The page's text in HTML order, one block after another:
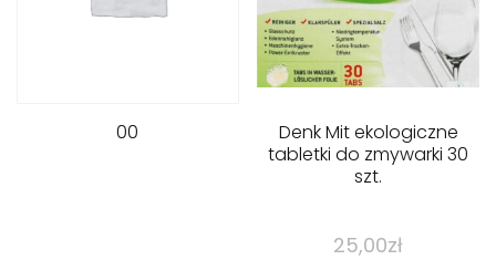
00
Denk Mit ekologiczne
tabletki do zmywarki 30
szt.
25,00zł